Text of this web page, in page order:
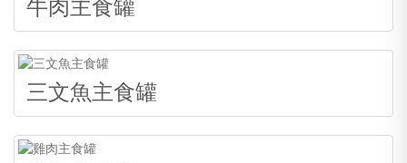
牛肉主食罐
三文魚主食罐